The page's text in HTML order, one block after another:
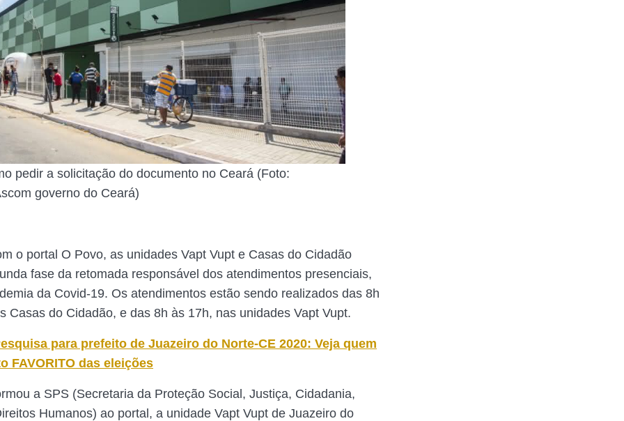
pedir a solicitação do documento no Ceará (Foto:
governo do Ceará)
o portal O Povo, as unidades Vapt Vupt e Casas do Cidadão
fase da retomada responsável dos atendimentos presenciais,
da Covid-19. Os atendimentos estão sendo realizados das 8h
Casas do Cidadão, e das 8h às 17h, nas unidades Vapt Vupt.
para prefeito de Juazeiro do Norte-CE 2020: Veja quem
FAVORITO das eleições
a SPS (Secretaria da Proteção Social, Justiça, Cidadania,
Humanos) ao portal, a unidade Vapt Vupt de Juazeiro do